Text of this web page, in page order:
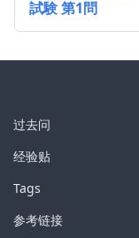
試験 第1問
过去问
经验贴
Tags
参考链接